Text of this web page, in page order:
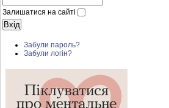
Залишатися на сайті
Забули пароль?
Забули логін?